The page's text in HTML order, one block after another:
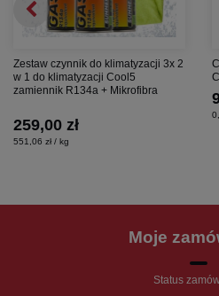
Zestaw czynnik do klimatyzacji 3x 2
w 1 do klimatyzacji Cool5
zamiennik R134a + Mikrofibra
259,00 zł
551,06 zł / kg
Moje
Status